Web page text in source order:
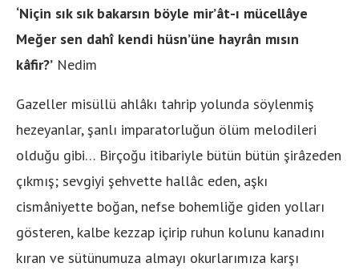
‘Niçin sık sık bakarsın böyle mir’ât-ı mücellâye
Meğer sen dahî kendi hüsn’üne hayrân mısın
kâfir?’ Nedim
Gazeller misüllü ahlâkı tahrip yolunda söylenmiş
hezeyanlar, şanlı imparatorluğun ölüm melodileri
olduğu gibi… Birçoğu itibariyle bütün bütün şirâzeden
çıkmış; sevgiyi şehvette hallâc eden, aşkı
cismâniyette boğan, nefse bohemliğe giden yolları
gösteren, kalbe kezzap içirip ruhun kolunu kanadını
kıran ve sütünumuza almayı okurlarımıza karşı